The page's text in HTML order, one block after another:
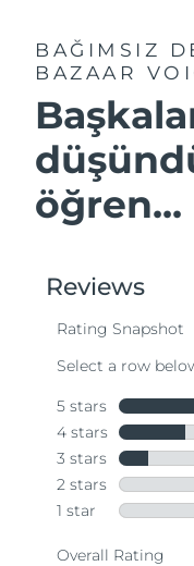
BAĞIMSIZ
BAZAAR
öğren...